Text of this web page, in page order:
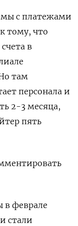
с платежами
тому, что
в
там
персонала и
2-3 месяца,
пять
в феврале
стали